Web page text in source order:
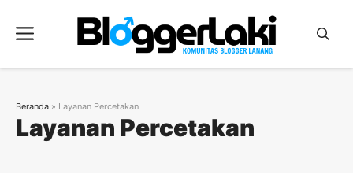
Menu
Layanan Percetakan
Beranda » Layanan Percetakan